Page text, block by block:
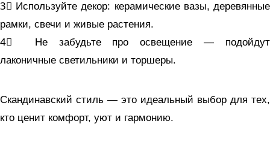
3⃣ Используйте декор: керамические вазы, деревянные
рамки, свечи и живые растения.
4⃣ Не забудьте про освещение — подойдут
лаконичные светильники и торшеры.
Скандинавский стиль — это идеальный выбор для тех,
кто ценит комфорт, уют и гармонию.